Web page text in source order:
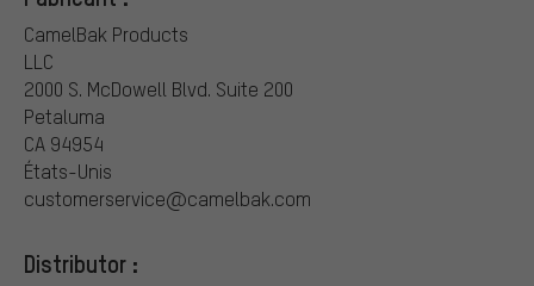
CamelBak Products
LLC
2000 S. McDowell Blvd. Suite 200
Petaluma
CA 94954
États-Unis
customerservice@camelbak.com
Distributor :